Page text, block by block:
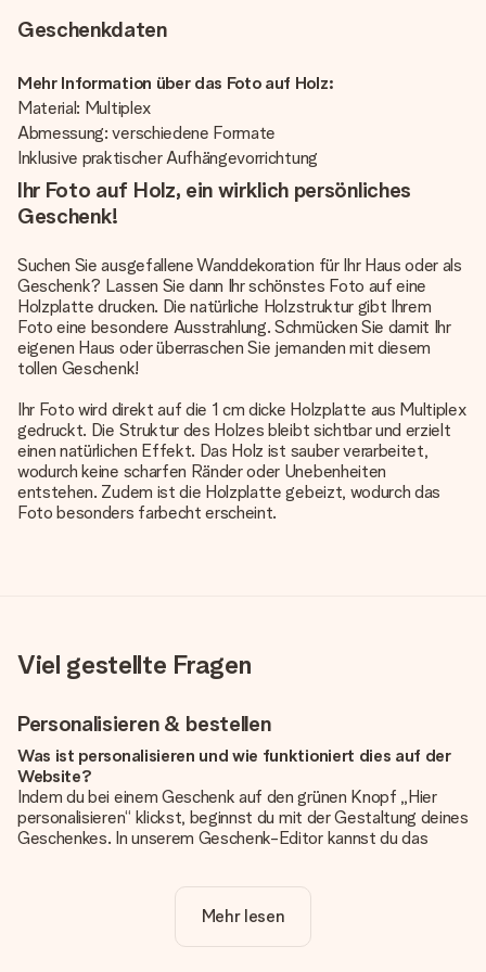
Geschenkdaten
Mehr Information über das Foto auf Holz:
Material: Multiplex
Abmessung: verschiedene Formate
Inklusive praktischer Aufhängevorrichtung
Ihr Foto auf Holz, ein wirklich persönliches
Geschenk!
Suchen Sie ausgefallene Wanddekoration für Ihr Haus oder als
Geschenk? Lassen Sie dann Ihr schönstes Foto auf eine
Holzplatte drucken. Die natürliche Holzstruktur gibt Ihrem
Foto eine besondere Ausstrahlung. Schmücken Sie damit Ihr
eigenen Haus oder überraschen Sie jemanden mit diesem
tollen Geschenk!
Ihr Foto wird direkt auf die 1 cm dicke Holzplatte aus Multiplex
gedruckt. Die Struktur des Holzes bleibt sichtbar und erzielt
einen natürlichen Effekt. Das Holz ist sauber verarbeitet,
wodurch keine scharfen Ränder oder Unebenheiten
entstehen. Zudem ist die Holzplatte gebeizt, wodurch das
Foto besonders farbecht erscheint.
Viel gestellte Fragen
Personalisieren & bestellen
Was ist personalisieren und wie funktioniert dies auf der
Website?
Indem du bei einem Geschenk auf den grünen Knopf „Hier
personalisieren“ klickst, beginnst du mit der Gestaltung deines
Geschenkes. In unserem Geschenk-Editor kannst du das
noch eines unserer angebotenen Designs, um deinem
Geschenk die perfekte Ausstrahlung zu verleihen.
Mehr lesen